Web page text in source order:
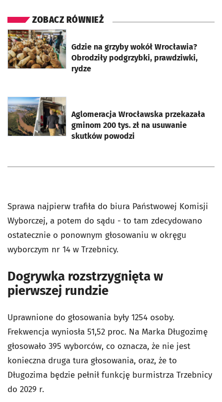
ZOBACZ RÓWNIEŻ
Gdzie na grzyby wokół Wrocławia?
Obrodziły podgrzybki, prawdziwki,
rydze
otworzy się w nowej karcie
Aglomeracja Wrocławska przekazała
gminom 200 tys. zł na usuwanie
skutków powodzi
otworzy się w nowej karcie
Sprawa najpierw trafiła do biura Państwowej Komisji
Wyborczej, a potem do sądu - to tam zdecydowano
ostatecznie o ponownym głosowaniu w okręgu
wyborczym nr 14 w Trzebnicy.
Dogrywka rozstrzygnięta w
pierwszej rundzie
Uprawnione do głosowania były 1254 osoby.
Frekwencja wyniosła 51,52 proc. Na Marka Długozimę
głosowało 395 wyborców, co oznacza, że nie jest
konieczna druga tura głosowania, oraz, że to
Długozima będzie pełnił funkcję burmistrza Trzebnicy
do 2029 r.